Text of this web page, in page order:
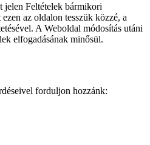
Feltételek bármikori
az oldalon tesszük közzé, a
A Weboldal módosítás utáni
elfogadásának minősül.
forduljon hozzánk: